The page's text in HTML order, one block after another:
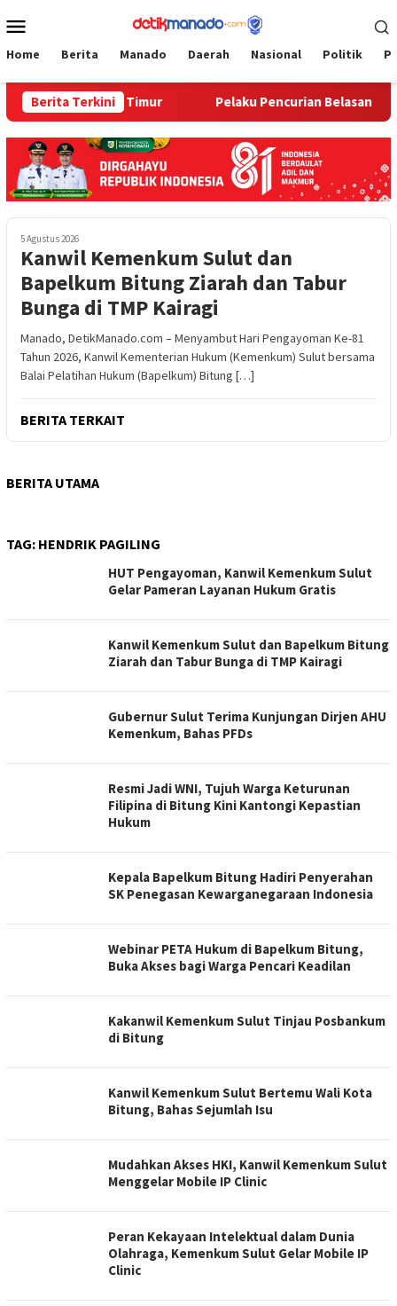
ke
Mobile
Home Berita Manado Daerah Nasional Politik
Berita Terkini
Tondano Timur Pelaku Pencurian Belasan
5 Agustus 2026
‎Kanwil Kemenkum Sulut dan
Bapelkum Bitung Ziarah dan Tabur
Bunga di TMP Kairagi
Manado, DetikManado.com – Menyambut Hari Pengayoman Ke-81
Tahun 2026, Kanwil Kementerian Hukum (Kemenkum) Sulut bersama
Balai Pelatihan Hukum (Bapelkum) Bitung […]
BERITA TERKAIT
BERITA UTAMA
TAG: HENDRIK PAGILING
HUT Pengayoman, Kanwil Kemenkum Sulut
Gelar Pameran Layanan Hukum Gratis
‎Kanwil Kemenkum Sulut dan Bapelkum Bitung
Ziarah dan Tabur Bunga di TMP Kairagi
Gubernur Sulut Terima Kunjungan Dirjen AHU
Kemenkum, Bahas PFDs
Resmi Jadi WNI, Tujuh Warga Keturunan
Filipina di Bitung Kini Kantongi Kepastian
Hukum
‎Kepala Bapelkum Bitung Hadiri Penyerahan
SK Penegasan Kewarganegaraan Indonesia
Webinar PETA Hukum di Bapelkum Bitung,
Buka Akses bagi Warga Pencari Keadilan
Kakanwil Kemenkum Sulut Tinjau Posbankum
di Bitung
Kanwil Kemenkum Sulut Bertemu Wali Kota
Bitung, Bahas Sejumlah Isu
Mudahkan Akses HKI, Kanwil Kemenkum Sulut
Menggelar Mobile IP Clinic
Peran Kekayaan Intelektual dalam Dunia
Olahraga, Kemenkum Sulut Gelar Mobile IP
Clinic